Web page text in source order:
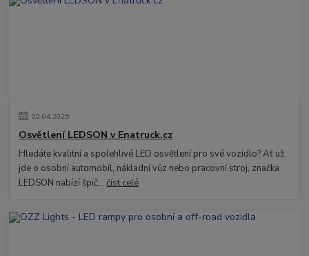
02.04.2025
Osvětlení LEDSON v Enatruck.cz
Hledáte kvalitní a spolehlivé LED osvětlení pro své vozidlo? Ať už
jde o osobní automobil, nákladní vůz nebo pracovní stroj, značka
LEDSON nabízí špič...číst celé